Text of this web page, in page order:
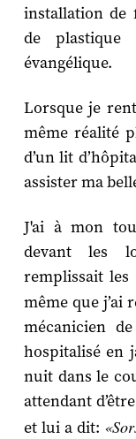
installation de
de
évangélique.
Lorsque je
même réalité
d’un lit
assister ma
J'ai à mon
devant les
remplissait les
même que j’ai
mécanicien
hospitalisé en
nuit dans le
attendant
et lui a dit: